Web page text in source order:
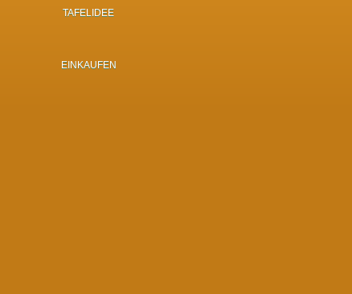
TAFELIDEE
EINKAUFEN